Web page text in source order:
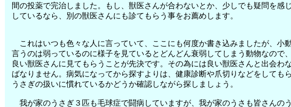
間の投薬で完治しました。もし、獣医さんが合わないとか、少しでも疑問を感
しているなら、別の獣医さんにも診てもらう事をお薦めします。
これはいつも色々な人に言っていて、ここにも何度か書き込みましたが、小
言うのは弱っているのに様子を見ているとどんどん衰弱してしまう動物なので
良い獣医さんに見てもらうことが先決です。その為には良い獣医さんと出会わ
ばなりません。病気になってから探すよりは、健康診断や爪切りなどをしても
うさぎの扱いに慣れているかどうか確認しながら探しましょう。
我が家のうさぎ３匹も毛球症で闘病していますが、我が家のうさも皆さんの